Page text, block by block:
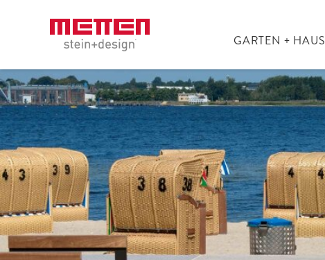
GARTEN + HAUS